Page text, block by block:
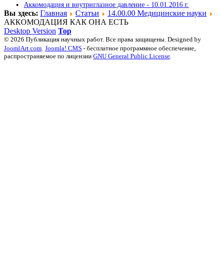
Аккомодация и внутриглазное давление - 10.01.2016 г.
Вы здесь: Главная Статьи
14.00.00 Медицинские науки
АККОМОДАЦИЯ КАК ОНА ЕСТЬ
Desktop Version Top
© 2026 Публикация научных работ. Все права защищены. Designed by
JoomlArt.com Joomla! CMS - бесплатное программное обеспечение,
распространяемое по лицензии GNU General Public License